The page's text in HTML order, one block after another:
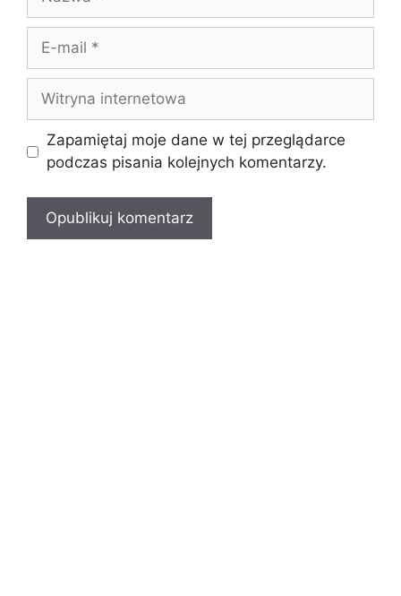
Witryna
internetowa
Zapamiętaj moje dane w tej przeglądarce
podczas pisania kolejnych komentarzy.